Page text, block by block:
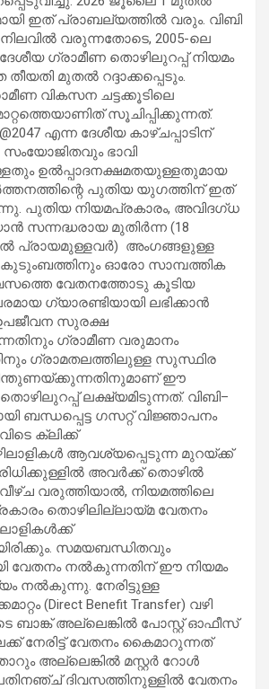
ഇത് പ്രാബല്യത്തിൽ വരും. വിബി
നിലവിൽ വരുന്നതോടെ, 2005-ലെ
ഗ്രാമീണ തൊഴിലുറപ്പ് നിയമം
തീയതി മുതൽ റദ്ദാക്കപ്പെടും.
വികസന ചട്ടക്കൂടിലെ
സൂചിപ്പിക്കുന്നത്.
എന്ന ദേശീയ കാഴ്ചപ്പാടിന്
ഭാവി
ഉൽപ്പാദനക്ഷമതയുള്ളതുമായ
പുതിയ യുഗത്തിന് ഇത്
പുതിയ നിയമപ്രകാരം, അവിദഗ്ധ
സന്നദ്ധരായ മുതിർന്ന (18
പ്രായമുള്ളവർ) അംഗങ്ങളുള്ള
ഓരോ സാമ്പത്തിക
വേതനത്തോടു കൂടിയ
ഗ്യാരണ്ടിയായി ലഭിക്കാൻ
സുരക്ഷ
ഗ്രാമീണ വരുമാനം
ഗ്രാമതലത്തിലുള്ള സുസ്ഥിര
ഈ
തൊഴിലുറപ്പ് ലക്ഷ്യമിടുന്നത്. വിബി–
ബന്ധപ്പെട്ട ഗസറ്റ് വിജ്ഞാപനം
ക്ലിക്ക്
ആവശ്യപ്പെടുന്ന മുറയ്ക്ക്
അവർക്ക് തൊഴിൽ
വരുത്തിയാൽ, നിയമത്തിലെ
തൊഴിലില്ലായ്മ വേതനം
സമയബന്ധിതവും
വേതനം നൽകുന്നതിന് ഈ നിയമം
നൽകുന്നു. നേരിട്ടുള്ള
(Direct Benefit Transfer) വഴി
ബാങ്ക് അല്ലെങ്കിൽ പോസ്റ്റ് ഓഫീസ്
നേരിട്ട് വേതനം കൈമാറുന്നത്
അല്ലെങ്കിൽ മസ്റ്റർ റോൾ
പതിനഞ്ച് ദിവസത്തിനുള്ളിൽ വേതനം